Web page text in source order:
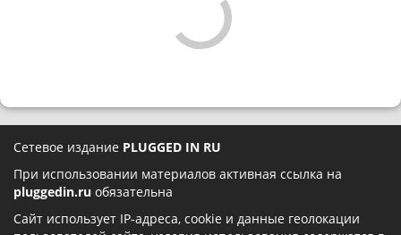
Сетевое издание PLUGGED IN RU
При использовании материалов активная ссылка на
pluggedin.ru обязательна
Сайт использует IP-адреса, cookie и данные геолокации